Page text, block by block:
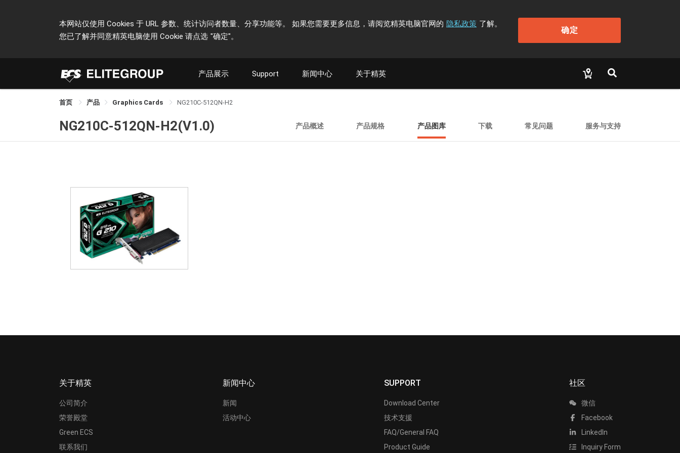
本网站仅使用 Cookies 于 URL 参数、统计访问者数量、分享功能等。 如果您需要更多信息，请阅览精英电脑官网的 隐私政策 了解。
您已了解并同意精英电脑使用 Cookie 请点选 "确定"。
确定
产品展示 Support 新闻中心 关于精英
首页 产品 Graphics Cards NG210C-512QN-H2
NG210C-512QN-H2(V1.0) 产品概述 产品规格 产品图库 下载 常见问题 服务与支持
关于精英
公司简介
荣誉殿堂
Green ECS
联系我们
新闻中心
新闻
活动中心
SUPPORT
Download Center
技术支援
FAQ/General FAQ
Product Guide
社区
微信
Facebook
LinkedIn
Inquiry Form